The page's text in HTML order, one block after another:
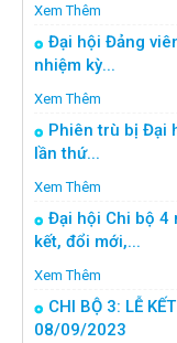
Xem Thêm
Đại hội Đảng
nhiệm kỳ...
Xem Thêm
Phiên trù bị Đại
lần thứ...
Xem Thêm
Đại hội Chi bộ 4
kết, đổi mới,...
Xem Thêm
CHI BỘ 3: LỄ
08/09/2023